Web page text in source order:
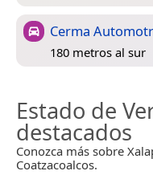
Cerma
180 metros al sur
Estado de
destacados
Conozca más sobre
Coatzacoalcos.